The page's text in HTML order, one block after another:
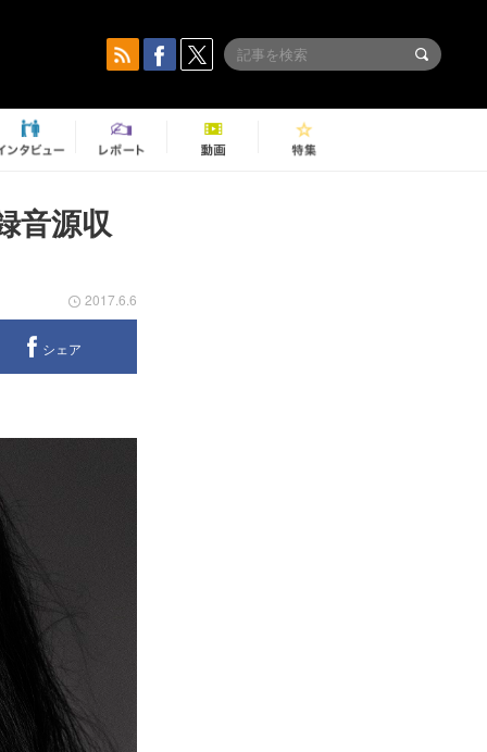
音源収
2017.6.6
シェア